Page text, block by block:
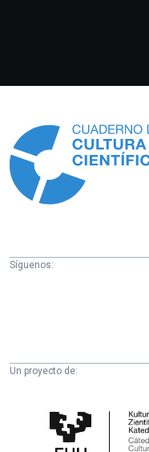
Síguenos:
Un proyecto de:
Cultura